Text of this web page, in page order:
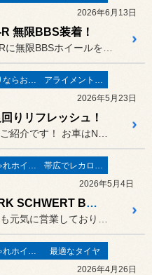
2026年6月13日
無限BBS装着！
足廻りならお任せ♬
アライメントで走りが変わる♬
2026年5月23日
りリフレッシュ！
おしゃれホイール♬
帯広でレカロシート取扱店
2026年5月4日
レクサスIS WORK SCHWERT BRUNNEN 装着!
おしゃれホイール♬
最適なタイヤ
2026年4月26日